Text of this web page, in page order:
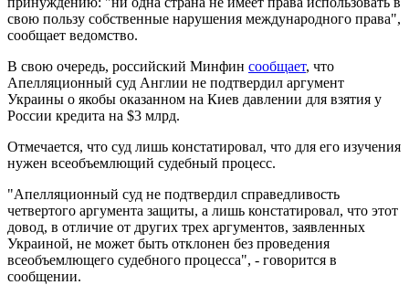
свою пользу собственные нарушения международного права",
сообщает ведомство.
В свою очередь, российский Минфин сообщает, что
Апелляционный суд Англии не подтвердил аргумент
Украины о якобы оказанном на Киев давлении для взятия у
России кредита на $3 млрд.
Отмечается, что суд лишь констатировал, что для его изучения
нужен всеобъемлющий судебный процесс.
"Апелляционный суд не подтвердил справедливость
четвертого аргумента защиты, а лишь констатировал, что этот
довод, в отличие от других трех аргументов, заявленных
Украиной, не может быть отклонен без проведения
всеобъемлющего судебного процесса", - говорится в
сообщении.